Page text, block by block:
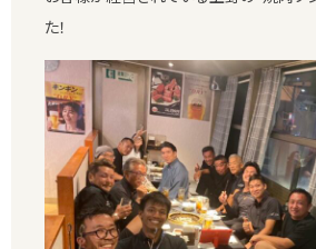
た！